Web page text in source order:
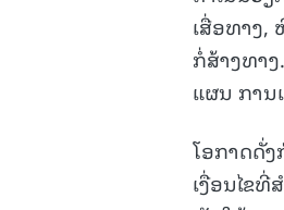
ເສື່ອທາງ,
ກໍ່ສ້າງທາ
ແຜນ ການ
ໂອກາດດັ່
ເງື່ອນໄຂ